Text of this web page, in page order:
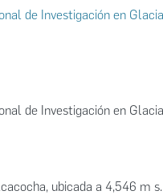
de Investigación en
de Investigación en
ubicada a 4,546 m